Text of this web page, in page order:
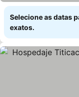
Selecione as datas
exatos.